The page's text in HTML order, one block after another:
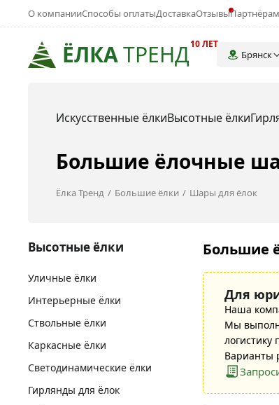
ЁЛКАТРЕНД10 ЛЕТ
Брянск
О компанииСпособы оплатыДоставкаОтзывыПартнёрам
Искусственные ёлкиВысотные ёлки
Большие ёлочные
Ёлка Тренд Большие ёлки Шары для ёлок
Высотные ёлки
Уличные ёлки
Интерьерные ёлки
Ствольные ёлки
Каркасные ёлки
Светодинамические ёлки
Гирлянды для ёлок
Большие
Для
Наша
Мы
логистику
Варианты